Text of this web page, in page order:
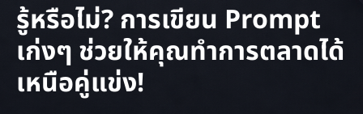
รู้หรือไม่? การเขียน Prompt
เก่งๆ ช่วยให้คุณทำการตลาดได้
เหนือคู่แข่ง!